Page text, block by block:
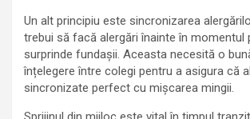
Un alt principiu este sincronizarea
trebui să facă alergări înainte în momentul
surprinde fundașii. Aceasta necesită o
înțelegere între colegi pentru a asigura că
sincronizate perfect cu mișcarea mingii.